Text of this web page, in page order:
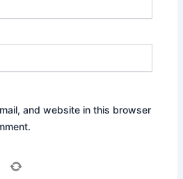
and website in this browser